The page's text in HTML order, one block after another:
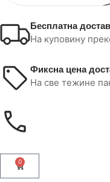
Бесплатна
На куповину
Фиксна цена
На све тежине
0